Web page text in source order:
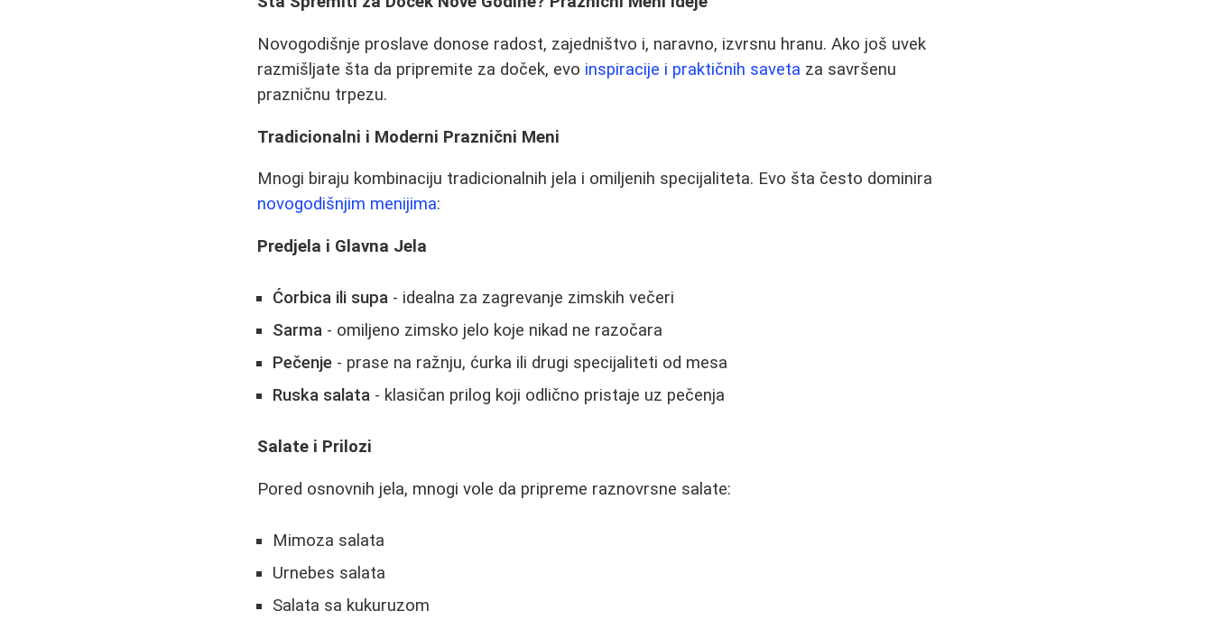
Novogodišnje proslave donose radost, zajedništvo i, naravno, izvrsnu hranu. Ako još uvek
razmišljate šta da pripremite za doček, evo inspiracije i praktičnih saveta za savršenu
prazničnu trpezu.
Tradicionalni i Moderni Praznični Meni
Mnogi biraju kombinaciju tradicionalnih jela i omiljenih specijaliteta. Evo šta često dominira
novogodišnjim menijima:
Predjela i Glavna Jela
Ćorbica ili supa - idealna za zagrevanje zimskih večeri
Sarma - omiljeno zimsko jelo koje nikad ne razočara
Pečenje - prase na ražnju, ćurka ili drugi specijaliteti od mesa
Ruska salata - klasičan prilog koji odlično pristaje uz pečenja
Salate i Prilozi
Pored osnovnih jela, mnogi vole da pripreme raznovrsne salate:
Mimoza salata
Urnebes salata
Salata sa kukuruzom